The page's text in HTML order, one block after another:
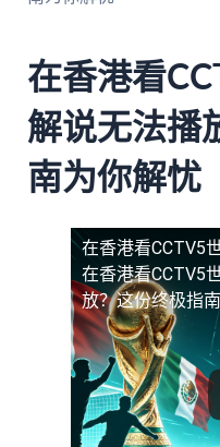
在香港看
解说无法播
南为你解忧
在香港看CCTV5
在香港看CCTV5
放？这份终极指